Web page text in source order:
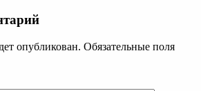
опубликован. Обязательные поля